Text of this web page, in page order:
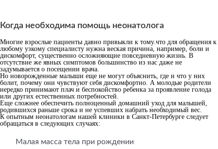
Когда необходима помощь неонатолога
Многие взрослые пациенты давно привыкли к тому.что для обращения к
любому узкому специалисту нужна веская причина, например, боли и
дискомфорт, существенно осложняющие повседневную жизнь. В
отсутствие же явных симптомов большинство из нас даже не
задумывается о посещении врача.
Но новорожденные малыши еще не могут объяснить, где и что у них
болит, почему они чувствуют себя дискомфортно. А молодые родители
нередко принимают плач и беспокойство ребенка за проявление голода
или других естественных потребностей.
Еще сложнее обеспечить полноценный домашний уход для малышей,
родившихся раньше срока и не успевших набрать необходимый вес.
К опытным неонатологам нашей клиники в Санкт-Петербурге следует
обращаться в следующих случаях:
Малая масса тела при рождении